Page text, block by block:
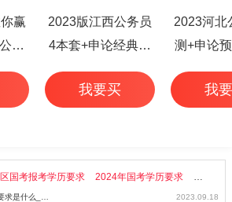
赢
务
详
2023版江西公务员
4本套+申论经典范
文50篇+行测高频考
点 6本
我要买
2023河北
测+申论
本
我
国考报考学历要求 2024年国考学历要求
2023.09.18